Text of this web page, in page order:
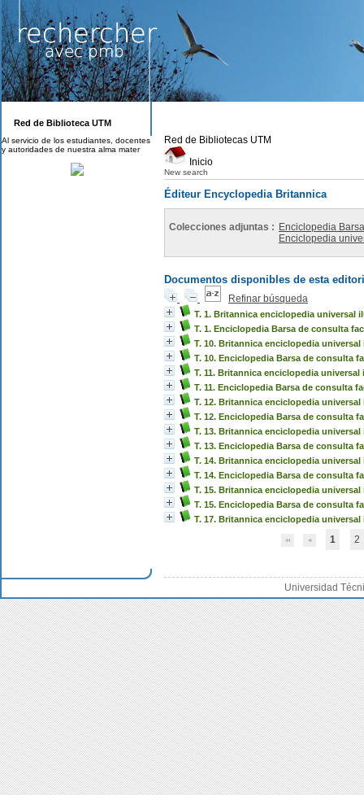
Red de Bibliotecas UTM
Inicio
New search
Éditeur Encyclopedia Britannica
Colecciones adjuntas : Enciclopedia
Enciclopedia
Documentos disponibles de esta
Refinar búsqueda
T. 1. Britannica enciclopedia universal
T. 1. Enciclopedia Barsa de consulta
T. 10. Britannica enciclopedia universal
T. 10. Enciclopedia Barsa de consulta
T. 11. Britannica enciclopedia universal
T. 11. Enciclopedia Barsa de consulta
T. 12. Britannica enciclopedia universal
T. 12. Enciclopedia Barsa de consulta
T. 13. Britannica enciclopedia universal
T. 13. Enciclopedia Barsa de consulta
T. 14. Britannica enciclopedia universal
T. 14. Enciclopedia Barsa de consulta
T. 15. Britannica enciclopedia universal
T. 15. Enciclopedia Barsa de consulta
T. 17. Britannica enciclopedia universal
1 2
Universidad
Red de Biblioteca UTM
Al servicio de los estudiantes, docentes
y autoridades de nuestra alma mater